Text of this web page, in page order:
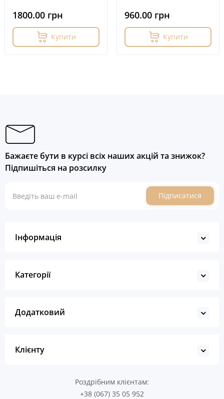
1800.00 грн
Купити
960.00 грн
Купити
Бажаєте бути в курсі всіх наших акцій та знижок?
Підпишіться на розсилку
Підписатися
Інформація
Категорії
Додатковий
Клієнту
Роздрібним клієнтам:
+38 (067) 35 05 952